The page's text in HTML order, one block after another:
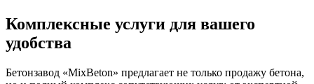
Комплексные услуги для вашего
удобства
Бетонзавод «MixBeton» предлагает не только продажу бетона,